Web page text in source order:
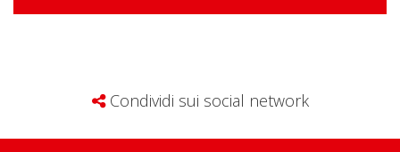
Condividi sui social network